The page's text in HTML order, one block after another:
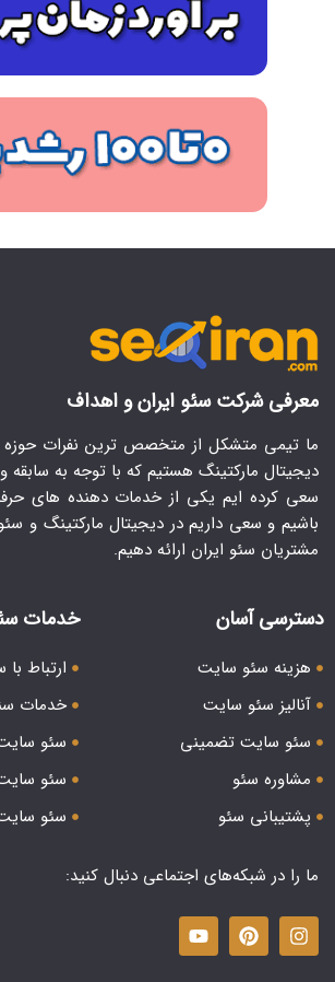
معرفی شرکت سئو ایران و اهداف
ما تیمی متشکل از متخصص ترین نفرات حوزه
دیجیتال مارکتینگ هستیم که با توجه به سابقه
سعی کرده ایم یکی از خدمات دهنده های
باشیم و سعی داریم در دیجیتال مارکتینگ و
مشتریان سئو ایران ارائه دهیم.
دسترسی آسان
هزینه سئو سایت
آنالیز سئو سایت
سئو سایت تضمینی
مشاوره سئو
پشتیبانی سئو
خدمات
ارتباط با
خدمات
سئو
سئو
سئو
ما را در شبکه‌های اجتماعی دنبال کنید: